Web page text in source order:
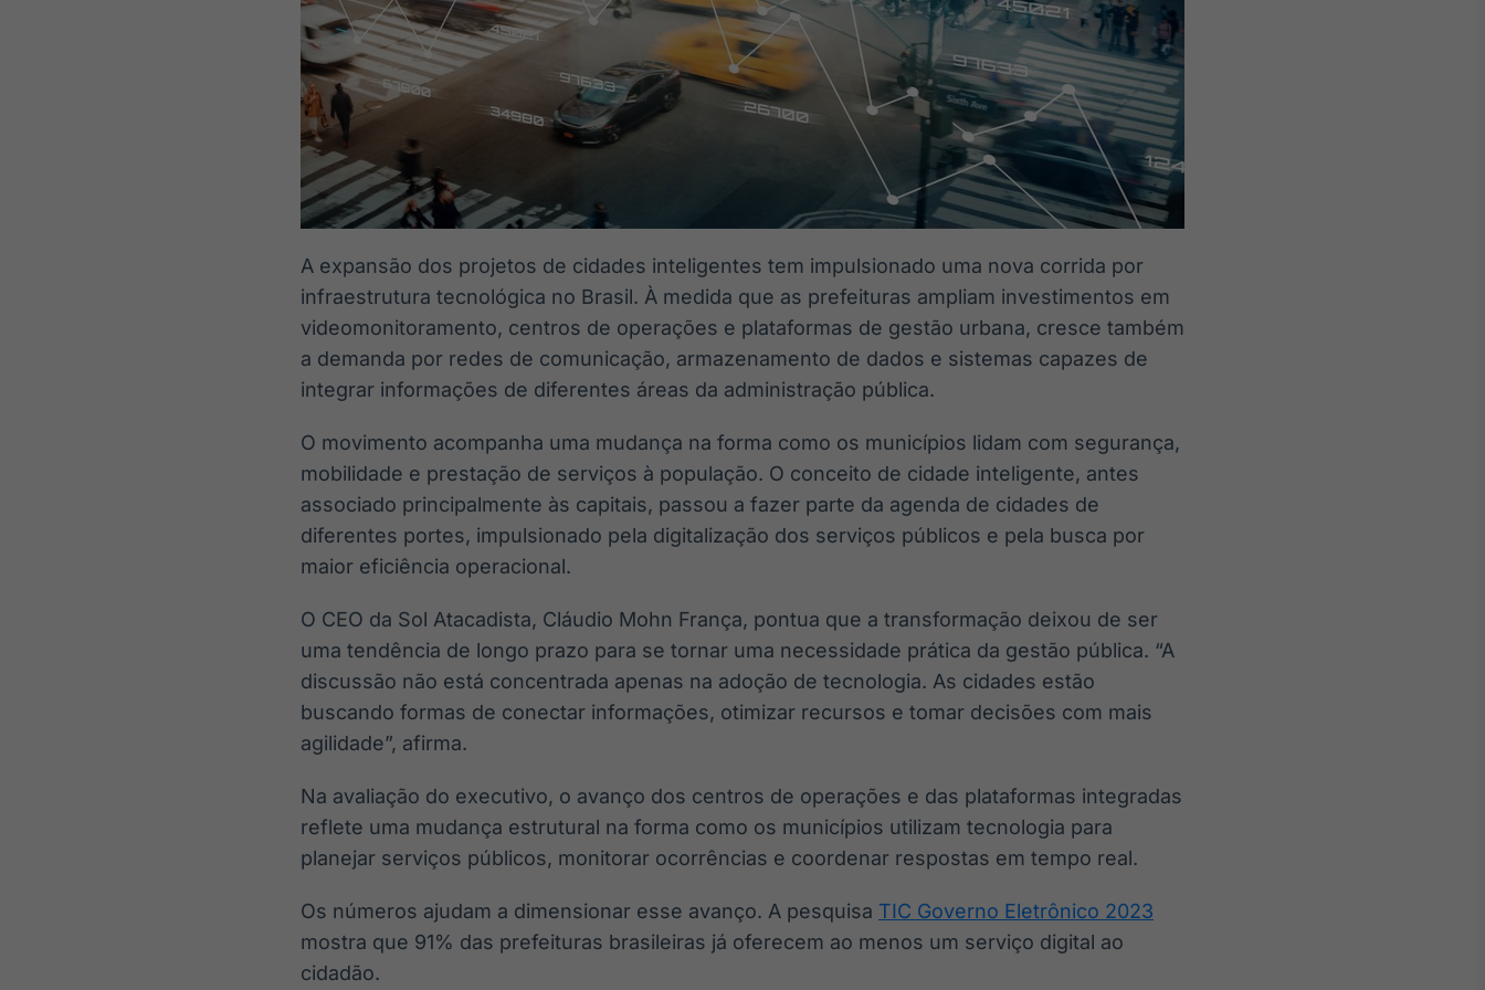
A expansão dos projetos de cidades inteligentes tem impulsionado uma nova corrida por
infraestrutura tecnológica no Brasil. À medida que as prefeituras ampliam investimentos em
videomonitoramento, centros de operações e plataformas de gestão urbana, cresce também
a demanda por redes de comunicação, armazenamento de dados e sistemas capazes de
integrar informações de diferentes áreas da administração pública.
O movimento acompanha uma mudança na forma como os municípios lidam com segurança,
mobilidade e prestação de serviços à população. O conceito de cidade inteligente, antes
associado principalmente às capitais, passou a fazer parte da agenda de cidades de
diferentes portes, impulsionado pela digitalização dos serviços públicos e pela busca por
maior eficiência operacional.
O CEO da Sol Atacadista, Cláudio Mohn França, pontua que a transformação deixou de ser
uma tendência de longo prazo para se tornar uma necessidade prática da gestão pública. “A
discussão não está concentrada apenas na adoção de tecnologia. As cidades estão
buscando formas de conectar informações, otimizar recursos e tomar decisões com mais
agilidade”, afirma.
Na avaliação do executivo, o avanço dos centros de operações e das plataformas integradas
reflete uma mudança estrutural na forma como os municípios utilizam tecnologia para
planejar serviços públicos, monitorar ocorrências e coordenar respostas em tempo real.
Os números ajudam a dimensionar esse avanço. A pesquisa TIC Governo Eletrônico 2023
mostra que 91% das prefeituras brasileiras já oferecem ao menos um serviço digital ao
cidadão.